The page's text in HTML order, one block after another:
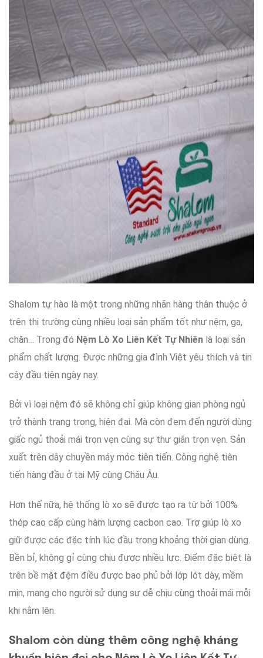
Shalom tự hào là một trong những nhãn hàng thân thuộc ở
trên thị trường cùng nhiều loại sản phẩm tốt như nệm, ga,
chăn… Trong đó Nệm Lò Xo Liên Kết Tự Nhiên là loại sản
phẩm chất lượng. Được những gia đình Việt yêu thích và tin
cậy đầu tiên ngày nay.
Bởi vì loại nệm đó sẽ không chỉ giúp không gian phòng ngủ
trở thành trang trọng, hiện đại. Mà còn đem đến người dùng
giấc ngủ thoải mái trọn vẹn cùng sự thư giãn trọn vẹn. Sản
xuất trên dây chuyền máy móc tiên tiến. Công nghệ tiên
tiến hàng đầu ở tại Mỹ cùng Châu Âu.
Hơn thế nữa, hệ thống lò xo sẽ được tạo ra từ bởi 100%
thép cao cấp cùng hàm lượng cacbon cao. Trợ giúp lò xo
giữ được các đặc tính lúc đầu trong khoảng thời gian dùng.
Bền bỉ, không gỉ cùng chịu được nhiều lực. Điểm đặc biệt là
trên bề mặt đệm điều được bao phủ bởi lớp lót dày, mềm
mịn, mang cho người sử dụng sự dễ chịu cùng thoải mái mỗi
khi nằm lên.
Shalom còn dùng thêm công nghệ kháng